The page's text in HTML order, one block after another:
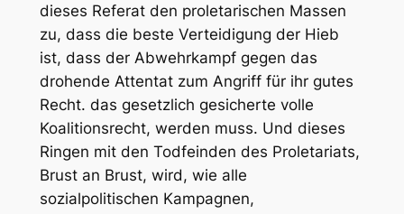
dieses Referat den proletarischen Massen
zu, dass die beste Verteidigung der Hieb
ist, dass der Abwehrkampf gegen das
drohende Attentat zum Angriff für ihr gutes
Recht. das gesetzlich gesicherte volle
Koalitionsrecht, werden muss. Und dieses
Ringen mit den Todfeinden des Proletariats,
Brust an Brust, wird, wie alle
sozialpolitischen Kampagnen,